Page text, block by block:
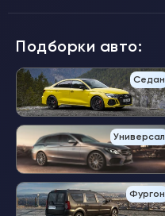
Подборки авто:
Седан
Универсал
Фургон